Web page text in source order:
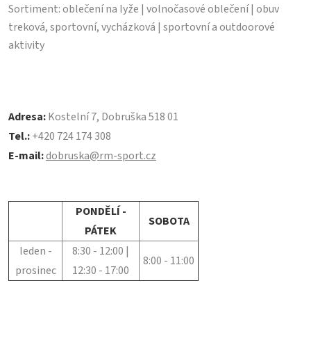
Sortiment: oblečení na lyže | volnočasové oblečení | obuv
treková, sportovní, vycházková | sportovní a outdoorové
aktivity
Adresa:Kostelní 7, Dobruška 518 01
Tel.:+420 724 174 308
E-mail:dobruska@rm-sport.cz
PONDĚLÍ -
PÁTEK
SOBOTA
leden -
prosinec
8:30 - 12:00 |
12:30 - 17:00
8:00 - 11:00